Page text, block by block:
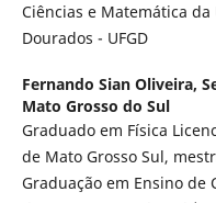
Ciências e Matemática
Dourados - UFGD
Fernando Sian Oliveira,
Mato Grosso do Sul
Graduado em Física
de Mato Grosso Sul,
Graduação em Ensino de